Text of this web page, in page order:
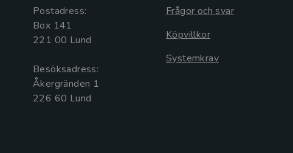
Postadress:
Box 141
221 00 Lund
Besöksadress:
Åkergränden 1
Frågor och svar
Köpvillkor
Systemkrav